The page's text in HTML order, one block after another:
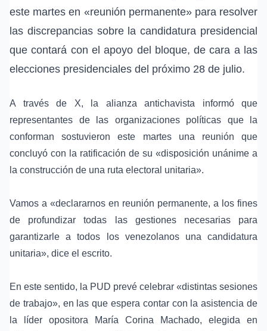
este martes en «reunión permanente» para resolver
las discrepancias sobre la candidatura presidencial
que contará con el apoyo del bloque, de cara a las
elecciones presidenciales del próximo 28 de julio.
A través de X, la alianza antichavista informó que
representantes de las organizaciones políticas que la
conforman sostuvieron este martes una reunión que
concluyó con la ratificación de su «disposición unánime a
la construcción de una ruta electoral unitaria».
Vamos a «declararnos en reunión permanente, a los fines
de profundizar todas las gestiones necesarias para
garantizarle a todos los venezolanos una candidatura
unitaria», dice el escrito.
En este sentido, la PUD prevé celebrar «distintas sesiones
de trabajo», en las que espera contar con la asistencia de
la líder opositora María Corina Machado, elegida en